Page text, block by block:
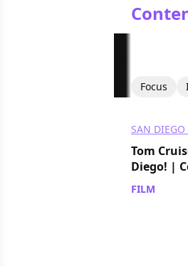
Focus
SAN
Tom
Diego! |
FILM